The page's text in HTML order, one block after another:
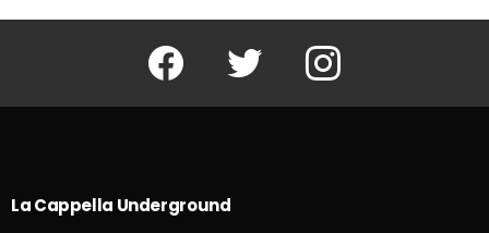
Facebook Twitter Instagram
La Cappella Underground